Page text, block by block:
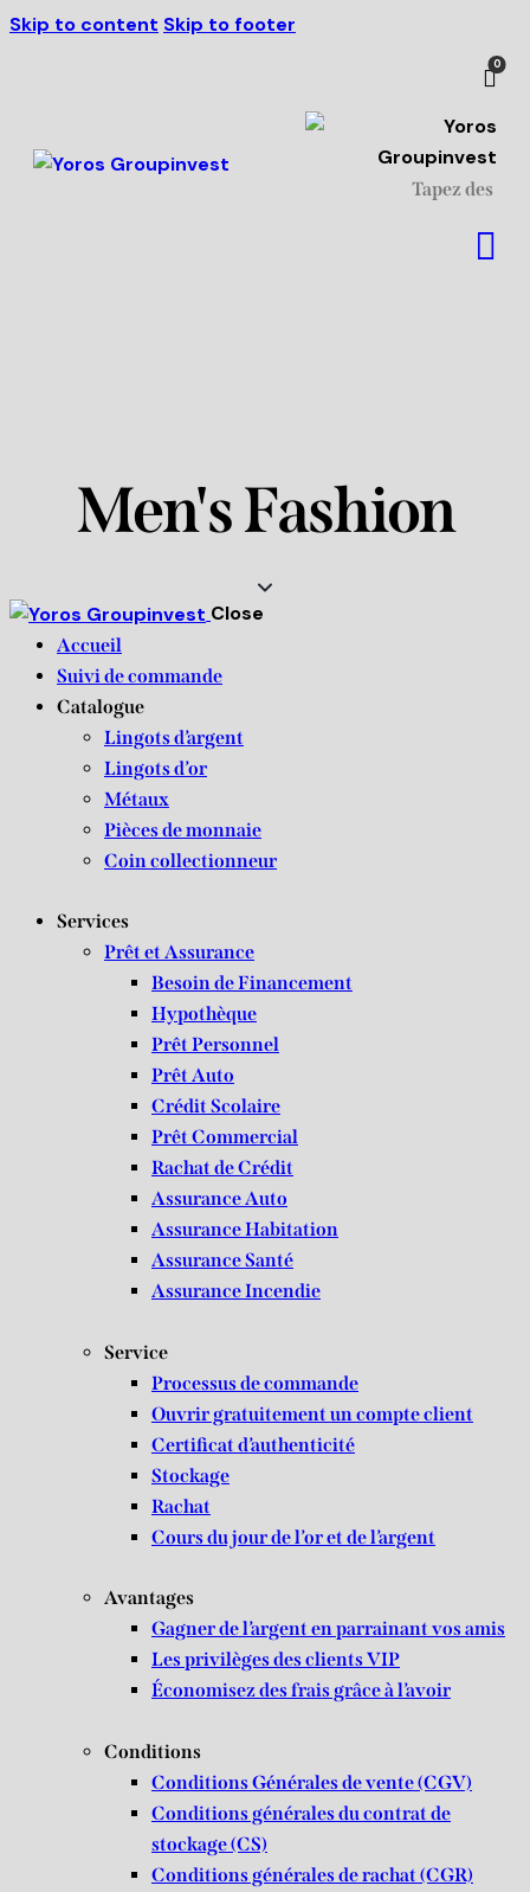
Skip to content Skip to footer
0
Men's Fashion
Close
Accueil
Suivi de commande
Catalogue
Lingots d’argent
Lingots d’or
Métaux
Pièces de monnaie
Coin collectionneur
Services
Prêt et Assurance
Besoin de Financement
Hypothèque
Prêt Personnel
Prêt Auto
Crédit Scolaire
Prêt Commercial
Rachat de Crédit
Assurance Auto
Assurance Habitation
Assurance Santé
Assurance Incendie
Service
Processus de commande
Ouvrir gratuitement un compte client
Certificat d’authenticité
Stockage
Rachat
Cours du jour de l’or et de l’argent
Avantages
Gagner de l’argent en parrainant vos amis
Les privilèges des clients VIP
Économisez des frais grâce à l’avoir
Conditions
Conditions Générales de vente (CGV)
Conditions générales du contrat de
stockage (CS)
Conditions générales de rachat (CGR)
Livraison à partir de 500 €